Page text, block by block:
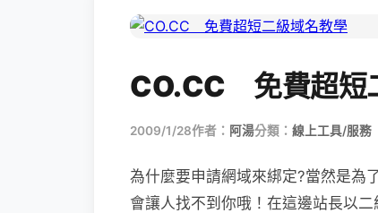
CO.CC 免費超短
2009/1/28作者： 阿湯分類： 線上工具/服務
為什麼要申請網域來綁定?當然是為
會讓人找不到你哦！在這邊站長以